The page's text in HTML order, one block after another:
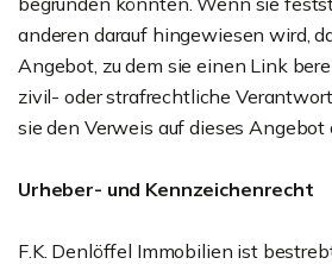
anderen darauf hingewiesen wird,
Angebot, zu dem sie einen Link
zivil- oder strafrechtliche
sie den Verweis auf dieses Angebot
Urheber- und Kennzeichenrecht
F.K. Denlöffel Immobilien ist